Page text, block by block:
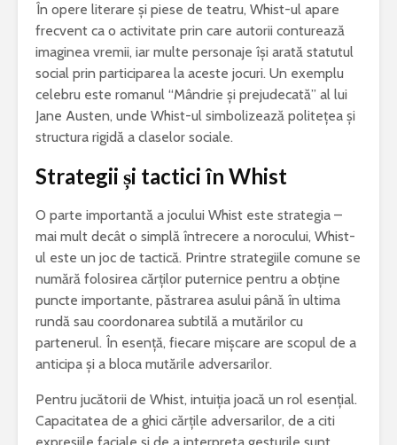
În opere literare și piese de teatru, Whist-ul apare
frecvent ca o activitate prin care autorii conturează
imaginea vremii, iar multe personaje își arată statutul
social prin participarea la aceste jocuri. Un exemplu
celebru este romanul “Mândrie și prejudecată” al lui
Jane Austen, unde Whist-ul simbolizează politețea și
structura rigidă a claselor sociale.
Strategii și tactici în Whist
O parte importantă a jocului Whist este strategia –
mai mult decât o simplă întrecere a norocului, Whist-
ul este un joc de tactică. Printre strategiile comune se
numără folosirea cărților puternice pentru a obține
puncte importante, păstrarea asului până în ultima
rundă sau coordonarea subtilă a mutărilor cu
partenerul. În esență, fiecare mișcare are scopul de a
anticipa și a bloca mutările adversarilor.
Pentru jucătorii de Whist, intuiția joacă un rol esențial.
Capacitatea de a ghici cărțile adversarilor, de a citi